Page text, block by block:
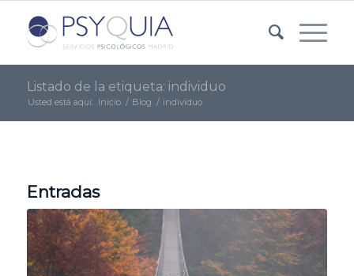
Listado de la etiqueta: individuo
Usted está aquí: Inicio / Blog / individuo
Entradas